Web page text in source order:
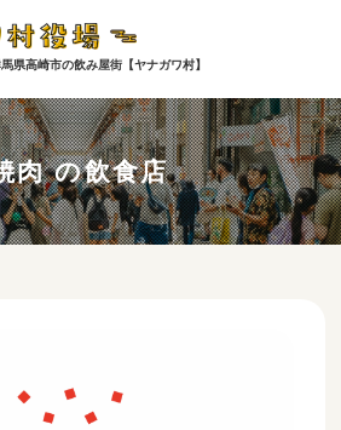
県高崎市の飲み屋街【ヤナガワ村】
肉 の飲食店